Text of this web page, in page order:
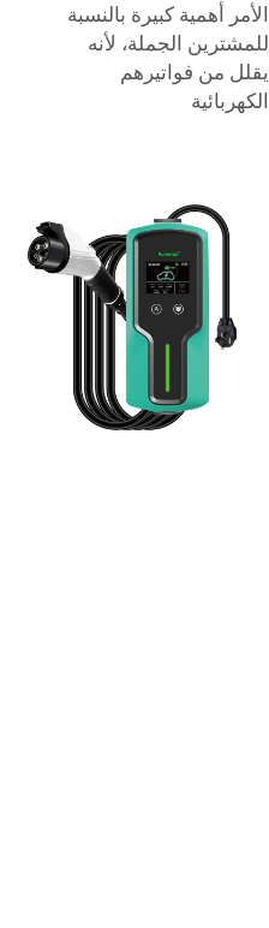
الأمر أهمية كبيرة بالنسبة
للمشترين الجملة، لأنه
يقلل من فواتيرهم
الكهربائية